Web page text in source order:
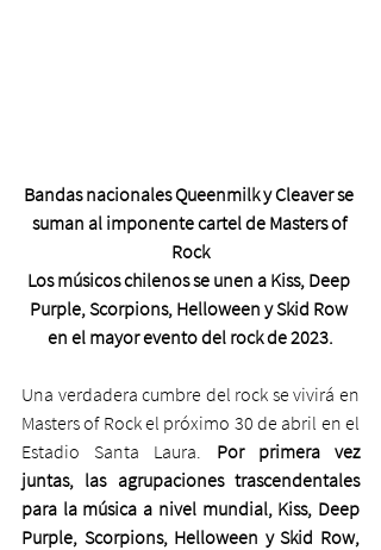
Bandas nacionales Queenmilk y Cleaver se
suman al imponente cartel de Masters of
Rock
Los músicos chilenos se unen a Kiss, Deep
Purple, Scorpions, Helloween y Skid Row
en el mayor evento del rock de 2023.
Una verdadera cumbre del rock se vivirá en
Masters of Rock el próximo 30 de abril en el
Estadio Santa Laura. Por primera vez
juntas, las agrupaciones trascendentales
para la música a nivel mundial, Kiss, Deep
Purple, Scorpions, Helloween y Skid Row,